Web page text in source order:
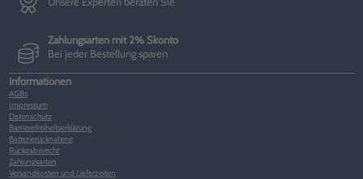
Zahlungsarten mit 2% Skonto
Bei jeder Bestellung sparen
Informationen
AGBs
Impressum
Datenschutz
Barrierefreiheitserklärung
Batterierücknahme
Rückgaberecht
Zahlungsarten
Versandkosten und Lieferzeiten